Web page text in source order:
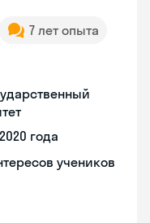
7 лет опыта
года
учеников